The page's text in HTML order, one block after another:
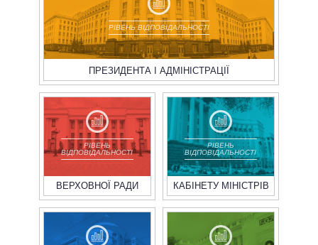
РІВЕНЬ ВІДПОВІДАЛЬНОСТІ
ПРЕЗИДЕНТА І АДМІНІСТРАЦІЇ
РІВЕНЬ
ВІДПОВІДАЛЬНОСТІ
ВЕРХОВНОЇ РАДИ
РІВЕНЬ
ВІДПОВІДАЛЬНОСТІ
КАБІНЕТУ МІНІСТРІВ